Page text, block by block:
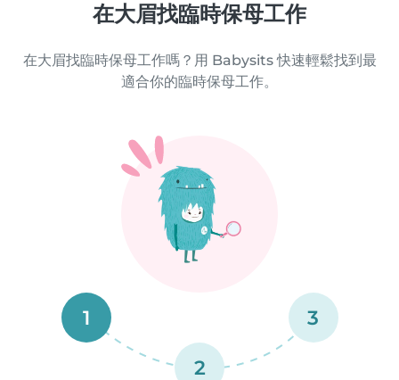
在大眉找臨時保母工作
在大眉找臨時保母工作嗎？用 Babysits 快速輕鬆找到最
適合你的臨時保母工作。
1
2
3